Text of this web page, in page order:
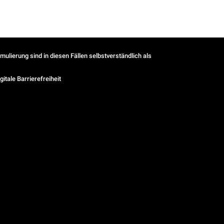
sind in diesen Fällen selbstverständlich als
Barrierefreiheit